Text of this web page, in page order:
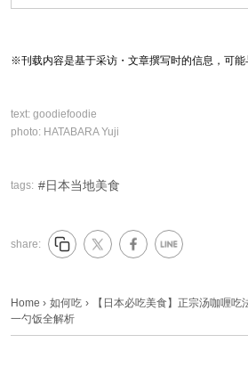
※刊载内容是基于采访・文章撰写时的信息，可能
text: goodiefoodie
photo: HATABARA Yuji
tags: 日本当地美食
share:
Home › 如何吃 ›
【日本必吃美食】正宗汤咖喱
一勺饭全解析